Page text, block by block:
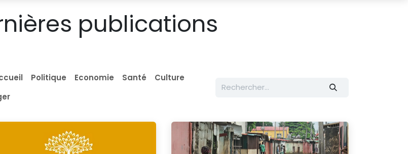
publications
Politique Economie Santé
Culture